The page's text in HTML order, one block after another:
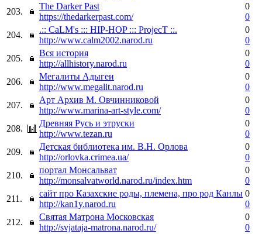
203.
The Darker Past
https://thedarkerpast.com/
0
0
204.
.:: CaLM's ::: HIP-HOP ::: ProjecT ::.
http://www.calm2002.narod.ru
0
0
205.
Вся история
http://allhistory.narod.ru
0
0
206.
Мегалиты Адыгеи
http://www.megalit.narod.ru
0
0
207.
Арт Архив М. Овчинниковой
http://www.marina-art-style.com/
0
0
208.
Древняя Русь и этруски
http://www.tezan.ru
0
0
209.
Детская библиотека им. В.Н. Орлова
http://orlovka.crimea.ua/
0
0
210.
портал Монсальват
http://monsalvatworld.narod.ru/index.htm
0
0
211.
сайт про Казахские роды, племена, про род Канлы
http://kan1y.narod.ru
0
0
212.
Святая Матрона Московская
http://svjataja-matrona.narod.ru/
0
0